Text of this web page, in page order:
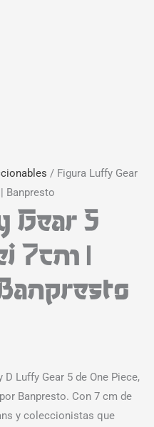
/ Figura Luffy Gear
Banpresto
Gear 5
7cm |
Luffy Gear 5 de One Piece,
Banpresto. Con 7 cm de
y coleccionistas que